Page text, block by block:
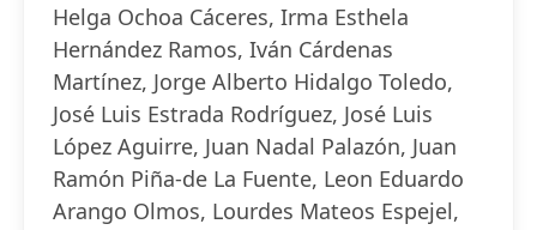
Helga Ochoa Cáceres, Irma Esthela
Hernández Ramos, Iván Cárdenas
Martínez, Jorge Alberto Hidalgo Toledo,
José Luis Estrada Rodríguez, José Luis
López Aguirre, Juan Nadal Palazón, Juan
Ramón Piña-de La Fuente, Leon Eduardo
Arango Olmos, Lourdes Mateos Espejel,